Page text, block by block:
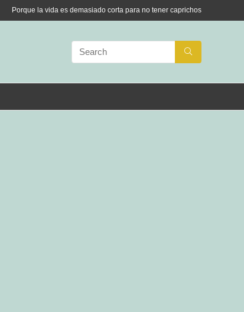
Porque la vida es demasiado corta para no tener caprichos